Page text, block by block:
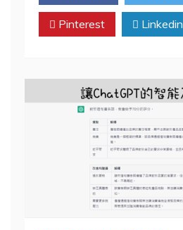
Pinterest Linkedin